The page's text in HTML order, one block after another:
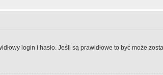
login i hasło. Jeśli są prawidłowe to być może